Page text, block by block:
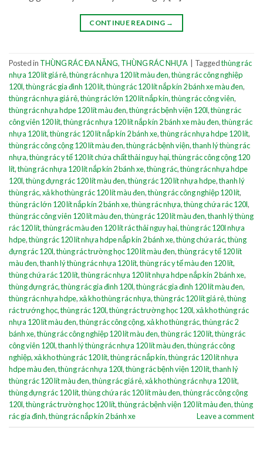
CONTINUE READING →
Posted in THÙNG RÁC ĐA NĂNG, THÙNG RÁC NHỰA Taggedthùng rác
nhựa 120 lít giá rẻ,thùng rác nhựa 120 lít màu đen,thùng rác công nghiệp
120l,thùng rác gia đình 120 lít,thùng rác 120 lít nắp kín 2 bánh xe màu đen,
thùng rác nhựa giá rẻ,thùng rác lớn 120 lít nắp kín,thùng rác công viên,
thùng rác nhựa hdpe 120 lít màu đen,thùng rác bệnh viện 120l,thùng rác
công viên 120 lít,thùng rác nhựa 120 lít nắp kín 2 bánh xe màu đen,thùng rác
nhựa 120 lít,thùng rác 120 lít nắp kín 2 bánh xe,thùng rác nhựa hdpe 120 lít,
thùng rác công cộng 120 lít màu đen,thùng rác bệnh viện,thanh lý thùng rác
nhựa,thùng rác y tế 120 lít chứa chất thải nguy hại,thùng rác công cộng 120
lít,thùng rác nhựa 120 lít nắp kín 2 bánh xe,thùng rác,thùng rác nhựa hdpe
120l,thùng đựng rác 120 lít màu đen,thùng rác 120 lít nhựa hdpe,thanh lý
thùng rác,xả kho thùng rác 120 lít màu đen,thùng rác công nghiệp 120 lít,
thùng rác lớn 120 lít nắp kín 2 bánh xe,thùng rác nhựa,thùng chứa rác 120l,
thùng rác công viên 120 lít màu đen,thùng rác 120 lít màu đen,thanh lý thùng
rác 120 lít,thùng rác màu đen 120 lít rác thải nguy hại,thùng rác 120l nhựa
hdpe,thùng rác 120 lít nhựa hdpe nắp kín 2 bánh xe,thùng chứa rác,thùng
đựng rác 120l,thùng rác trường học 120 lít màu đen,thùng rác y tế 120 lít
màu đen,thanh lý thùng rác nhựa 120 lít,thùng rác y tế màu đen 120 lít,
thùng chứa rác 120 lít,thùng rác nhựa 120 lít nhựa hdpe nắp kín 2 bánh xe,
thùng đựng rác,thùng rác gia đình 120l,thùng rác gia đình 120 lít màu đen,
thùng rác nhựa hdpe,xả kho thùng rác nhựa,thùng rác 120 lít giá rẻ,thùng
rác trướng học,thùng rác 120l,thùng rác trường học 120l,xả kho thùng rác
nhựa 120 lít màu đen,thùng rác công cộng,xả kho thùng rác,thùng rác 2
bánh xe,thùng rác công nghiệp 120 lít màu đen,thùng rác 120 lít,thùng rác
công viên 120l,thanh lý thùng rác nhựa 120 lít màu đen,thùng rác công
nghiệp,xả kho thùng rác 120 lít,thùng rác nắp kín,thùng rác 120 lít nhựa
hdpe màu đen,thùng rác nhựa 120l,thùng rác bệnh viện 120 lít,thanh lý
thùng rác 120 lít màu đen,thùng rác giá rẻ,xả kho thùng rác nhựa 120 lít,
thùng đựng rác 120 lít,thùng chứa rác 120 lít màu đen,thùng rác công cộng
120l,thùng rác trường học 120 lít,thùng rác bệnh viện 120 lít màu đen,thùng
rác gia đình,thùng rác nắp kín 2 bánh xe Leave a comment